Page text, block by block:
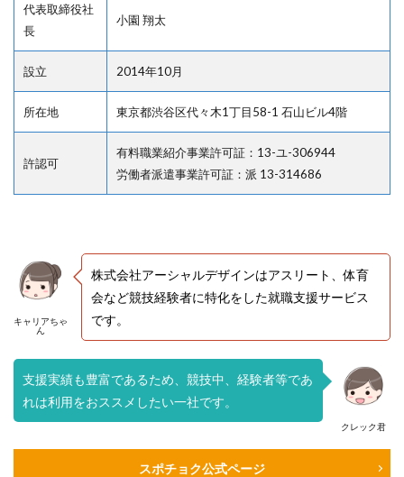
代表取締役社
長
小園 翔太
設立 2014年10月
所在地 東京都渋谷区代々木1丁目58-1 石山ビル4階
許認可
有料職業紹介事業許可証：13-ユ-306944
労働者派遣事業許可証：派 13-314686
キャリアちゃ
ん
株式会社アーシャルデザインはアスリート、体育
会など競技経験者に特化をした就職支援サービス
です。
クレック君
支援実績も豊富であるため、競技中、経験者等であ
れは利用をおススメしたい一社です。
スポチョク公式ページ